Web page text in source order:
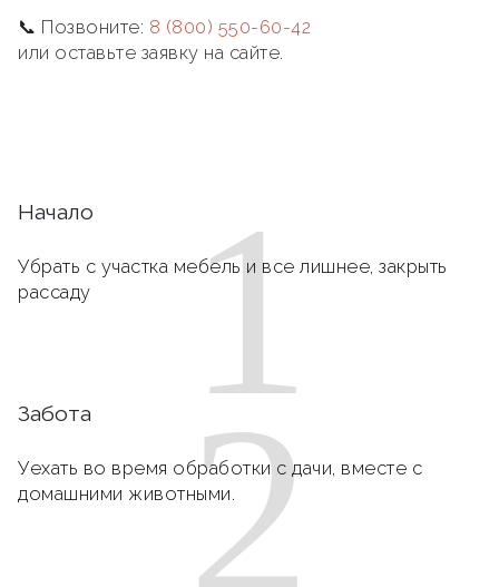
📞 Позвоните: 8 (800) 550-60-42
или оставьте заявку на сайте.
1
Начало
Убрать с участка мебель и все лишнее, закрыть
рассаду
2
Забота
Уехать во время обработки с дачи, вместе с
домашними животными.